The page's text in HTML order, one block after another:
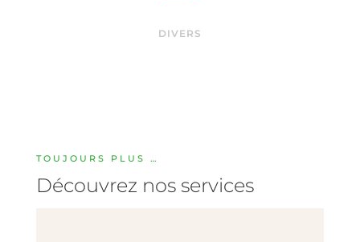
DIVERS
TOUJOURS PLUS …
Découvrez nos services